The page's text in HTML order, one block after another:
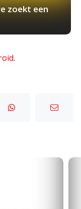
zoekt een
.